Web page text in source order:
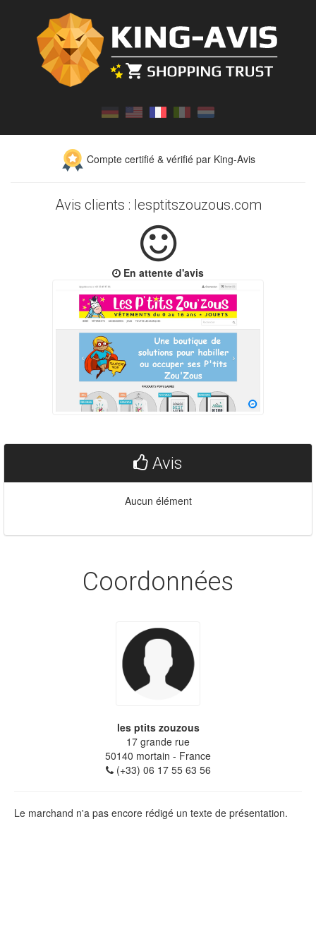
Compte certifié & vérifié par King-Avis
Avis clients : lesptitszouzous.com
En attente d'avis
Avis
Aucun élément
Coordonnées
les ptits zouzous
17 grande rue
50140 mortain - France
(+33) 06 17 55 63 56
Le marchand n'a pas encore rédigé un texte de présentation.